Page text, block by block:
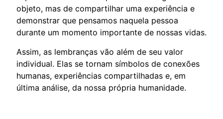
objeto, mas de compartilhar uma experiência e
demonstrar que pensamos naquela pessoa
durante um momento importante de nossas vidas.
Assim, as lembranças vão além de seu valor
individual. Elas se tornam símbolos de conexões
humanas, experiências compartilhadas e, em
última análise, da nossa própria humanidade.